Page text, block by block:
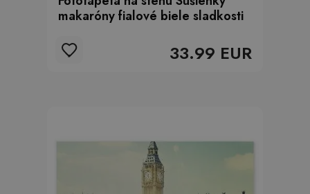
makaróny fialové biele sladkosti
33.99 EUR